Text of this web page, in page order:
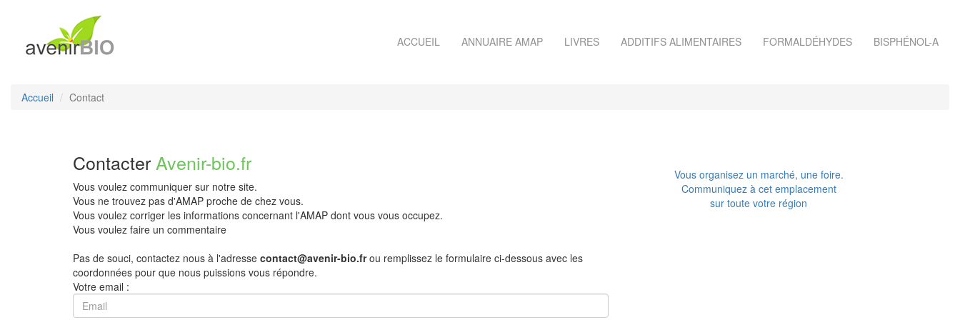
ACCUEIL ANNUAIRE AMAP LIVRES ADDITIFS ALIMENTAIRES FORMALDÉHYDES BISPHÉNOL-A
Accueil Contact
Contacter Avenir-bio.fr
Vous voulez communiquer sur notre site.
Vous ne trouvez pas d'AMAP proche de chez vous.
Vous voulez corriger les informations concernant l'AMAP dont vous vous occupez.
Vous voulez faire un commentaire
Pas de souci, contactez nous à l'adresse contact@avenir-bio.frou remplissez le formulaire ci-dessous avec les
coordonnées pour que nous puissions vous répondre.
Votre email :
Vous organisez un marché, une foire.
Communiquez à cet emplacement
sur toute votre région